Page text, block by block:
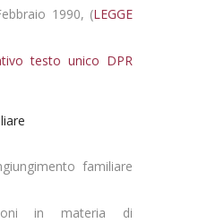
1990, (LEGGE
testo unico DPR
familiare
in materia di